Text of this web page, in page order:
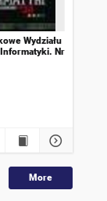
Wydziału
Nr
More